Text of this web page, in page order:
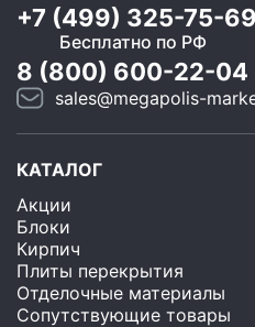
+7 (499) 325-75-69
Бесплатно по РФ
8 (800) 600-22-04
sales@megapolis-
КАТАЛОГ
Акции
Блоки
Кирпич
Плиты перекрытия
Отделочные материалы
Сопутствующие товары